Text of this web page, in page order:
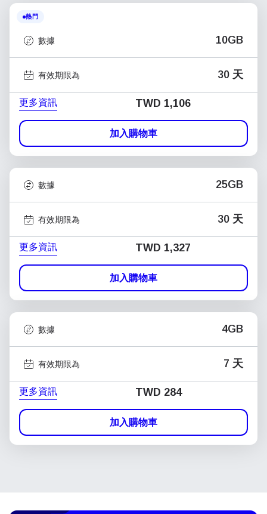
熱門
數據 10GB
有效期限為 30 天
更多資訊 TWD 1,106
加入購物車
數據 25GB
有效期限為 30 天
更多資訊 TWD 1,327
加入購物車
數據 4GB
有效期限為 7 天
更多資訊 TWD 284
加入購物車